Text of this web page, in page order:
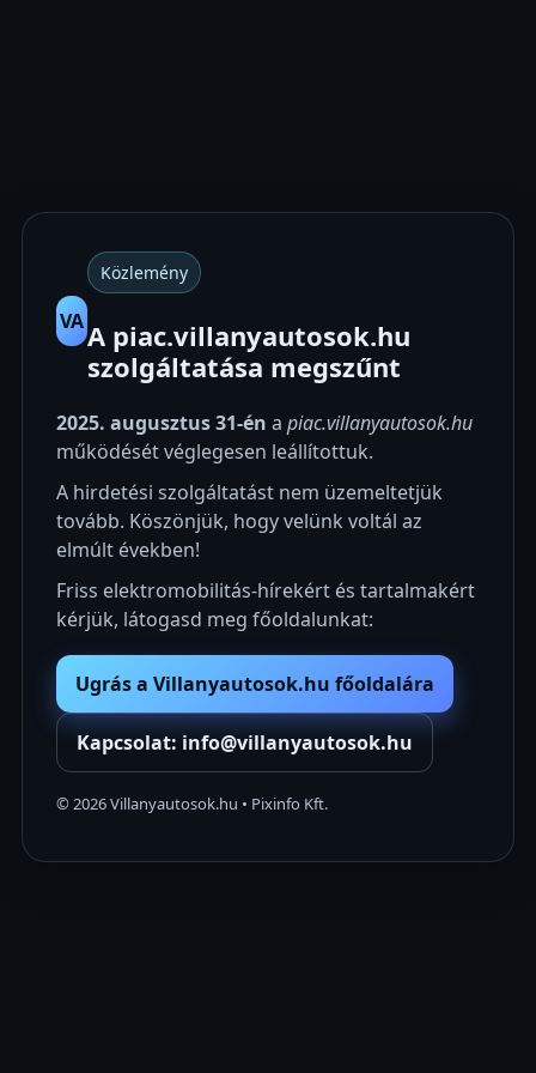
VA
Közlemény
A piac.villanyautosok.hu
szolgáltatása megszűnt
2025. augusztus 31-én a piac.villanyautosok.hu
működését véglegesen leállítottuk.
A hirdetési szolgáltatást nem üzemeltetjük
tovább. Köszönjük, hogy velünk voltál az
elmúlt években!
Friss elektromobilitás-hírekért és tartalmakért
kérjük, látogasd meg főoldalunkat:
Ugrás a Villanyautosok.hu főoldalára
Kapcsolat: info@villanyautosok.hu
© 2026Villanyautosok.hu • Pixinfo Kft.